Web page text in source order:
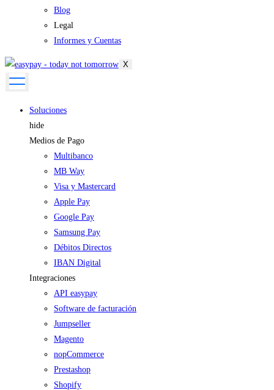
Blog
Legal
Informes y Cuentas
X
Soluciones
hide
Medios de Pago
Multibanco
MB Way
Visa y Mastercard
Apple Pay
Google Pay
Samsung Pay
Débitos Directos
IBAN Digital
Integraciones
API easypay
Software de facturación
Jumpseller
Magento
nopCommerce
Prestashop
Shopify